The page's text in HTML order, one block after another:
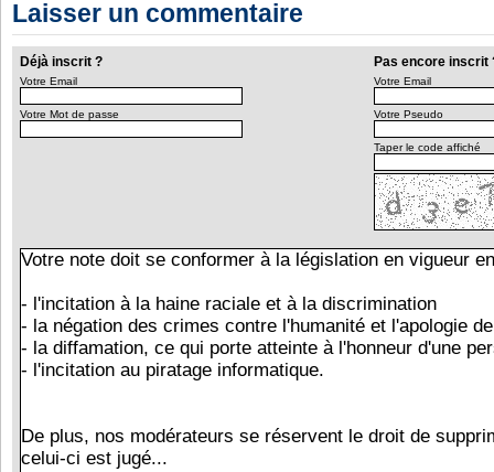
Laisser un commentaire
Déjà inscrit ? Pas encore inscrit
Votre Email
Votre Mot de passe
Votre Email
Votre Pseudo
Taper le code affiché